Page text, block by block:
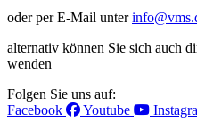
oder per E-Mail unter
alternativ können Sie sich auch
wenden
Folgen Sie uns auf:
Facebook
Youtube